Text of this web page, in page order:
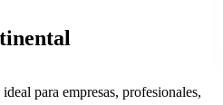
para empresas, profesionales,